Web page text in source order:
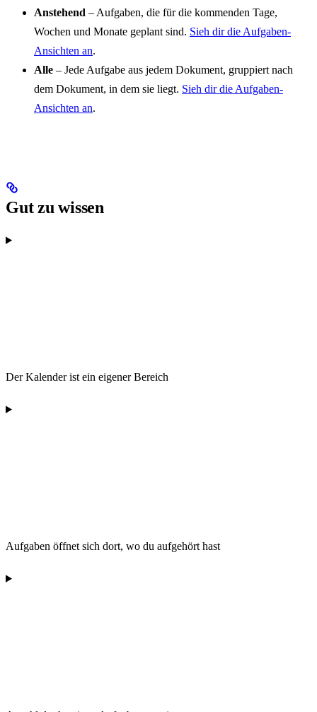
Anstehend – Aufgaben, die für die kommenden Tage,
Wochen und Monate geplant sind. Sieh dir die Aufgaben-
Ansichten an.
Alle – Jede Aufgabe aus jedem Dokument, gruppiert nach
dem Dokument, in dem sie liegt. Sieh dir die Aufgaben-
Ansichten an.
Gut zu wissen
Der Kalender ist ein eigener Bereich
Aufgaben öffnet sich dort, wo du aufgehört hast